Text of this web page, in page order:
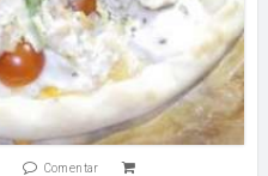
Comentar